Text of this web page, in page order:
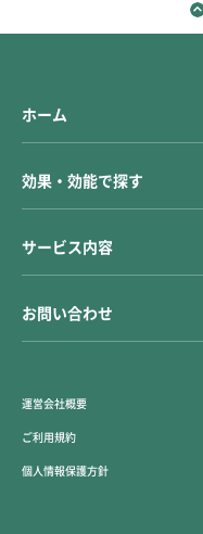
ホーム
効果・効能で探す
サービス内容
お問い合わせ
運営会社概要
ご利用規約
個人情報保護方針